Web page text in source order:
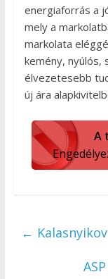
energiaforrás a
mely a
markolata
kemény, nyúlós,
élvezetesebb
új ára
A
←